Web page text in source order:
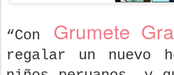
“Con Grumete
regalar un nuevo